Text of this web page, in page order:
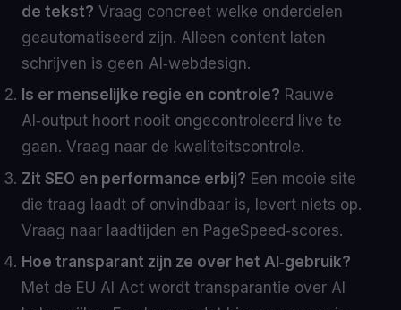
de tekst? Vraag concreet welke onderdelen
geautomatiseerd zijn. Alleen content laten
schrijven is geen AI‑webdesign.
Is er menselijke regie en controle? Rauwe
AI‑output hoort nooit ongecontroleerd live te
gaan. Vraag naar de kwaliteitscontrole.
Zit SEO en performance erbij? Een mooie site
die traag laadt of onvindbaar is, levert niets op.
Vraag naar laadtijden en PageSpeed‑scores.
Hoe transparant zijn ze over het AI‑gebruik?
Met de EU AI Act wordt transparantie over AI